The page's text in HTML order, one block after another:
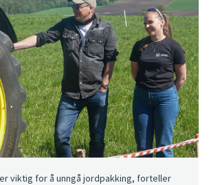
viktig for å unngå jordpakking, forteller